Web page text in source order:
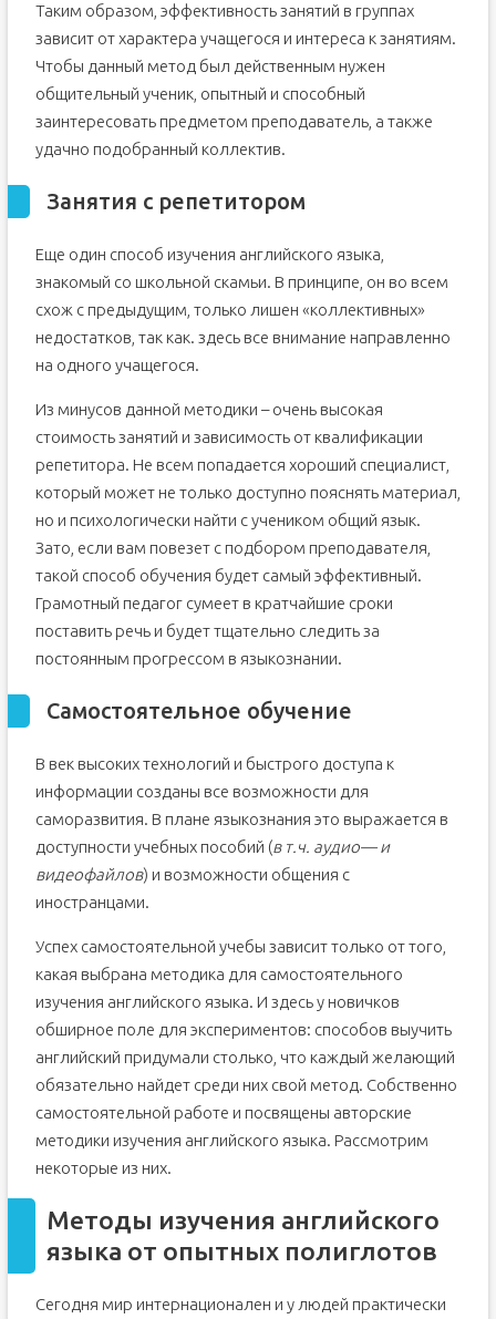
Таким образом, эффективность занятий в группах
зависит от характера учащегося и интереса к занятиям.
Чтобы данный метод был действенным нужен
общительный ученик, опытный и способный
заинтересовать предметом преподаватель, а также
удачно подобранный коллектив.
Занятия с репетитором
Еще один способ изучения английского языка,
знакомый со школьной скамьи. В принципе, он во всем
схож с предыдущим, только лишен «коллективных»
недостатков, так как. здесь все внимание направленно
на одного учащегося.
Из минусов данной методики – очень высокая
стоимость занятий и зависимость от квалификации
репетитора. Не всем попадается хороший специалист,
который может не только доступно пояснять материал,
но и психологически найти с учеником общий язык.
Зато, если вам повезет с подбором преподавателя,
такой способ обучения будет самый эффективный.
Грамотный педагог сумеет в кратчайшие сроки
поставить речь и будет тщательно следить за
постоянным прогрессом в языкознании.
Самостоятельное обучение
В век высоких технологий и быстрого доступа к
информации созданы все возможности для
саморазвития. В плане языкознания это выражается в
доступности учебных пособий (в т.ч. аудио— и
видеофайлов) и возможности общения с
иностранцами.
Успех самостоятельной учебы зависит только от того,
какая выбрана методика для самостоятельного
изучения английского языка. И здесь у новичков
обширное поле для экспериментов: способов выучить
английский придумали столько, что каждый желающий
обязательно найдет среди них свой метод. Собственно
самостоятельной работе и посвящены авторские
методики изучения английского языка. Рассмотрим
некоторые из них.
Методы изучения английского
языка от опытных полиглотов
Сегодня мир интернационален и у людей практически